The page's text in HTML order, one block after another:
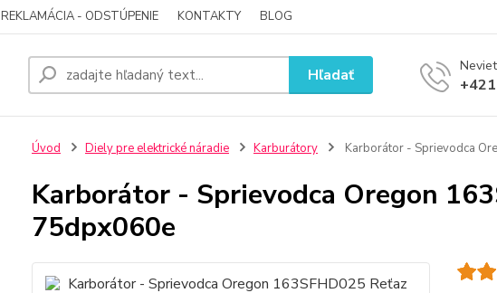
REKLAMÁCIA - ODSTÚPENIE KONTAKTY BLOG
Hľadať
Úvod Diely pre elektrické náradie Karburátory Karborátor - Sprievodca
Karborátor - Sprievodca Oregon
75dpx060e